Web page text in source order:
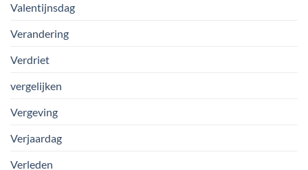
Valentijnsdag
Verandering
Verdriet
vergelijken
Vergeving
Verjaardag
Verleden